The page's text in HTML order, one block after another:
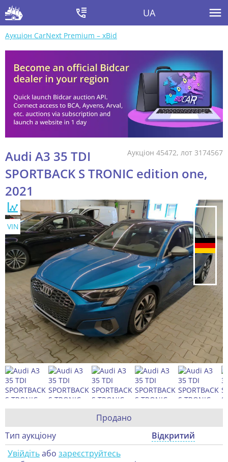
UA
Аукціон CarNext Premium – xBid
Аукціон 45472, лот 3174567
Audi A3 35 TDI
SPORTBACK S TRONIC edition one,
2021
VIN
Продано
Тип аукціону
Відкритий
Увійдітьабо зареєструйтесь